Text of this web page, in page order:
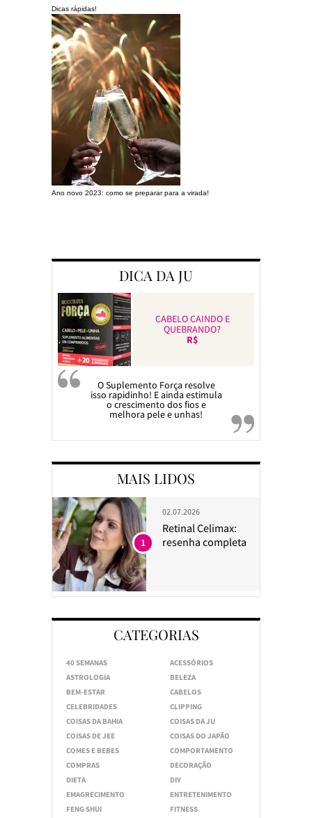
Dicas rápidas!
Ano novo 2023: como se preparar para a virada!
DICA DA JU
CABELO CAINDO E
QUEBRANDO?
R$
O Suplemento Força resolve
isso rapidinho! E ainda estimula
o crescimento dos fios e
melhora pele e unhas!
MAIS LIDOS
02.07.2026
Retinal Celimax:
resenha completa
1
CATEGORIAS
40 SEMANAS
ACESSÓRIOS
ASTROLOGIA
BELEZA
BEM-ESTAR
CABELOS
CELEBRIDADES
CLIPPING
COISAS DA BAHIA
COISAS DA JU
COISAS DE JEE
COISAS DO JAPÃO
COMES E BEBES
COMPORTAMENTO
COMPRAS
DECORAÇÃO
DIETA
DIY
EMAGRECIMENTO
ENTRETENIMENTO
FENG SHUI
FITNESS